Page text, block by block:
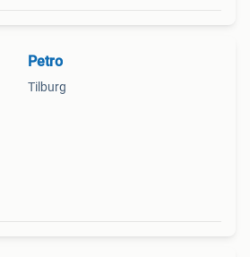
Petro
Tilburg